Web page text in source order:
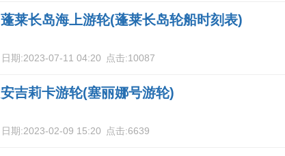
蓬莱长岛海上游轮(蓬莱长岛轮船时刻表)
日期:2023-07-11 04:20 点击:10087
安吉莉卡游轮(塞丽娜号游轮)
日期:2023-02-09 15:20 点击:6639